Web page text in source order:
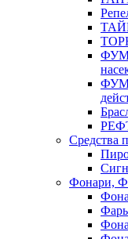
Средства
Фонари,